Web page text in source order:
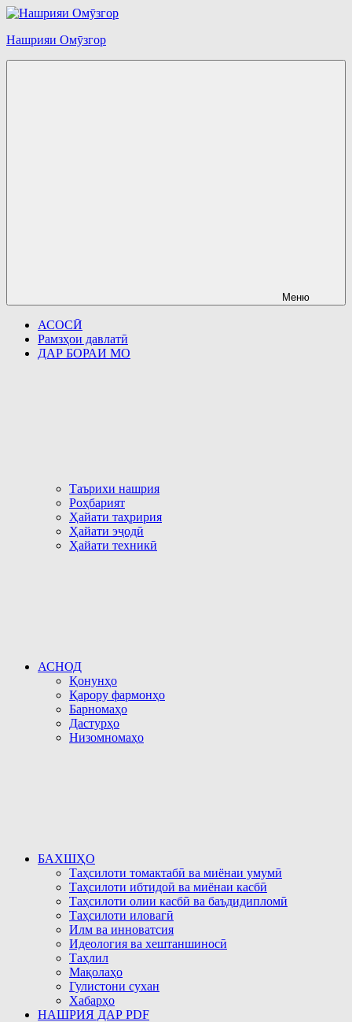
Перейти
содержимому
Нашрияи Омӯзгор
Меню
АСОСӢ
Рамзҳои давлатӣ
ДАР БОРАИ МО
Таърихи нашрия
Роҳбарият
Ҳайати таҳририя
Ҳайати эҷодӣ
Ҳайати техникӣ
АСНОД
Қонунҳо
Қарору фармонҳо
Барномаҳо
Дастурҳо
Низомномаҳо
БАХШҲО
Таҳсилоти томактабӣ ва миёнаи умумӣ
Таҳсилоти ибтидоӣ ва миёнаи касбӣ
Таҳсилоти олии касбӣ ва баъдидипломӣ
Таҳсилоти иловагӣ
Илм ва инноватсия
Идеология ва хештаншиносӣ
Таҳлил
Мақолаҳо
Гулистони сухан
Хабарҳо
НАШРИЯ ДАР PDF